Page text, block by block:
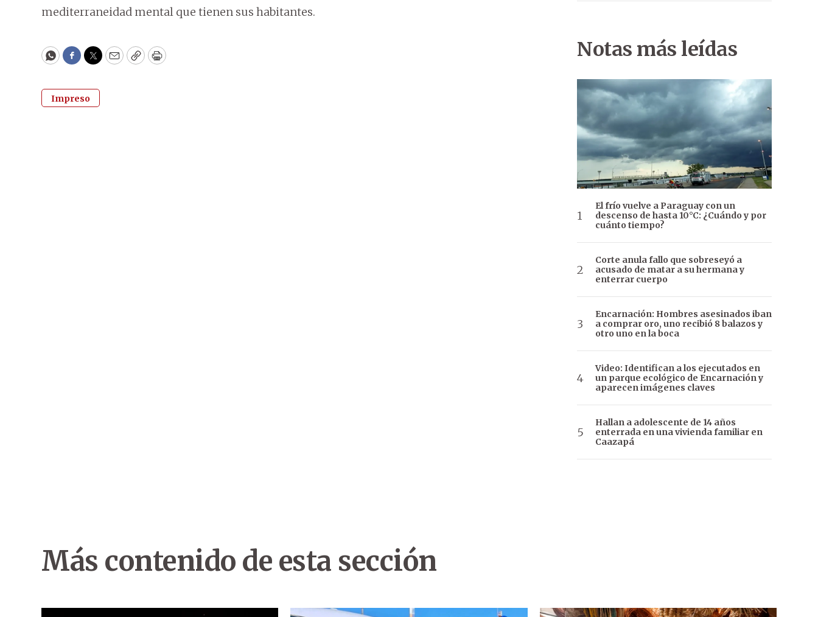
mediterraneidad mental que tienen sus habitantes.
WhatsApp
Facebook
Twitter
EmailCopyPrint
Impreso
Notas más leídas
El frío vuelve a Paraguay con un
descenso de hasta 10°C: ¿Cuándo y por
cuánto tiempo?
Corte anula fallo que sobreseyó a
acusado de matar a su hermana y
enterrar cuerpo
Encarnación: Hombres asesinados iban
a comprar oro, uno recibió 8 balazos y
otro uno en la boca
Video: Identifican a los ejecutados en
un parque ecológico de Encarnación y
aparecen imágenes claves
Hallan a adolescente de 14 años
enterrada en una vivienda familiar en
Caazapá
Más contenido de esta sección